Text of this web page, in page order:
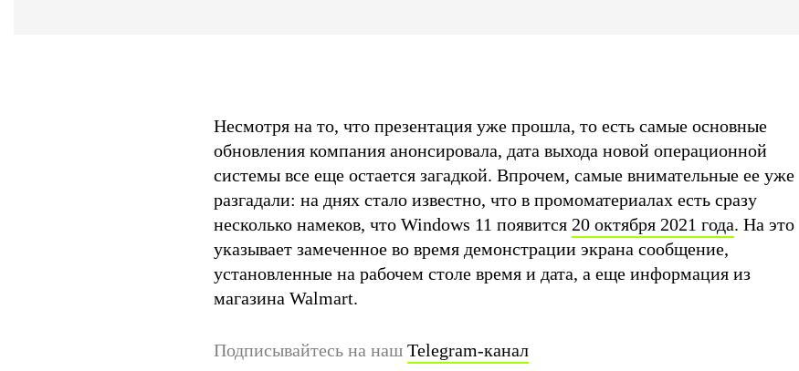
Несмотря на то, что презентация уже прошла, то есть самые основные
обновления компания анонсировала, дата выхода новой операционной
системы все еще остается загадкой. Впрочем, самые внимательные ее уже
разгадали: на днях стало известно, что в промоматериалах есть сразу
несколько намеков, что Windows 11 появится 20 октября 2021 года. На это
указывает замеченное во время демонстрации экрана сообщение,
установленные на рабочем столе время и дата, а еще информация из
магазина Walmart.
Подписывайтесь на наш Telegram-канал